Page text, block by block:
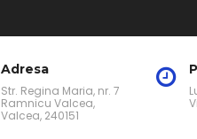
Adresa
Str. Regina Maria, nr. 7
Ramnicu Valcea,
Valcea, 240151